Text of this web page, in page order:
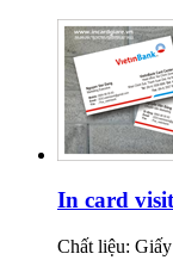
In card
Chất liệu: